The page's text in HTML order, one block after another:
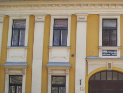
Gasztronómia
Szállás
Sport